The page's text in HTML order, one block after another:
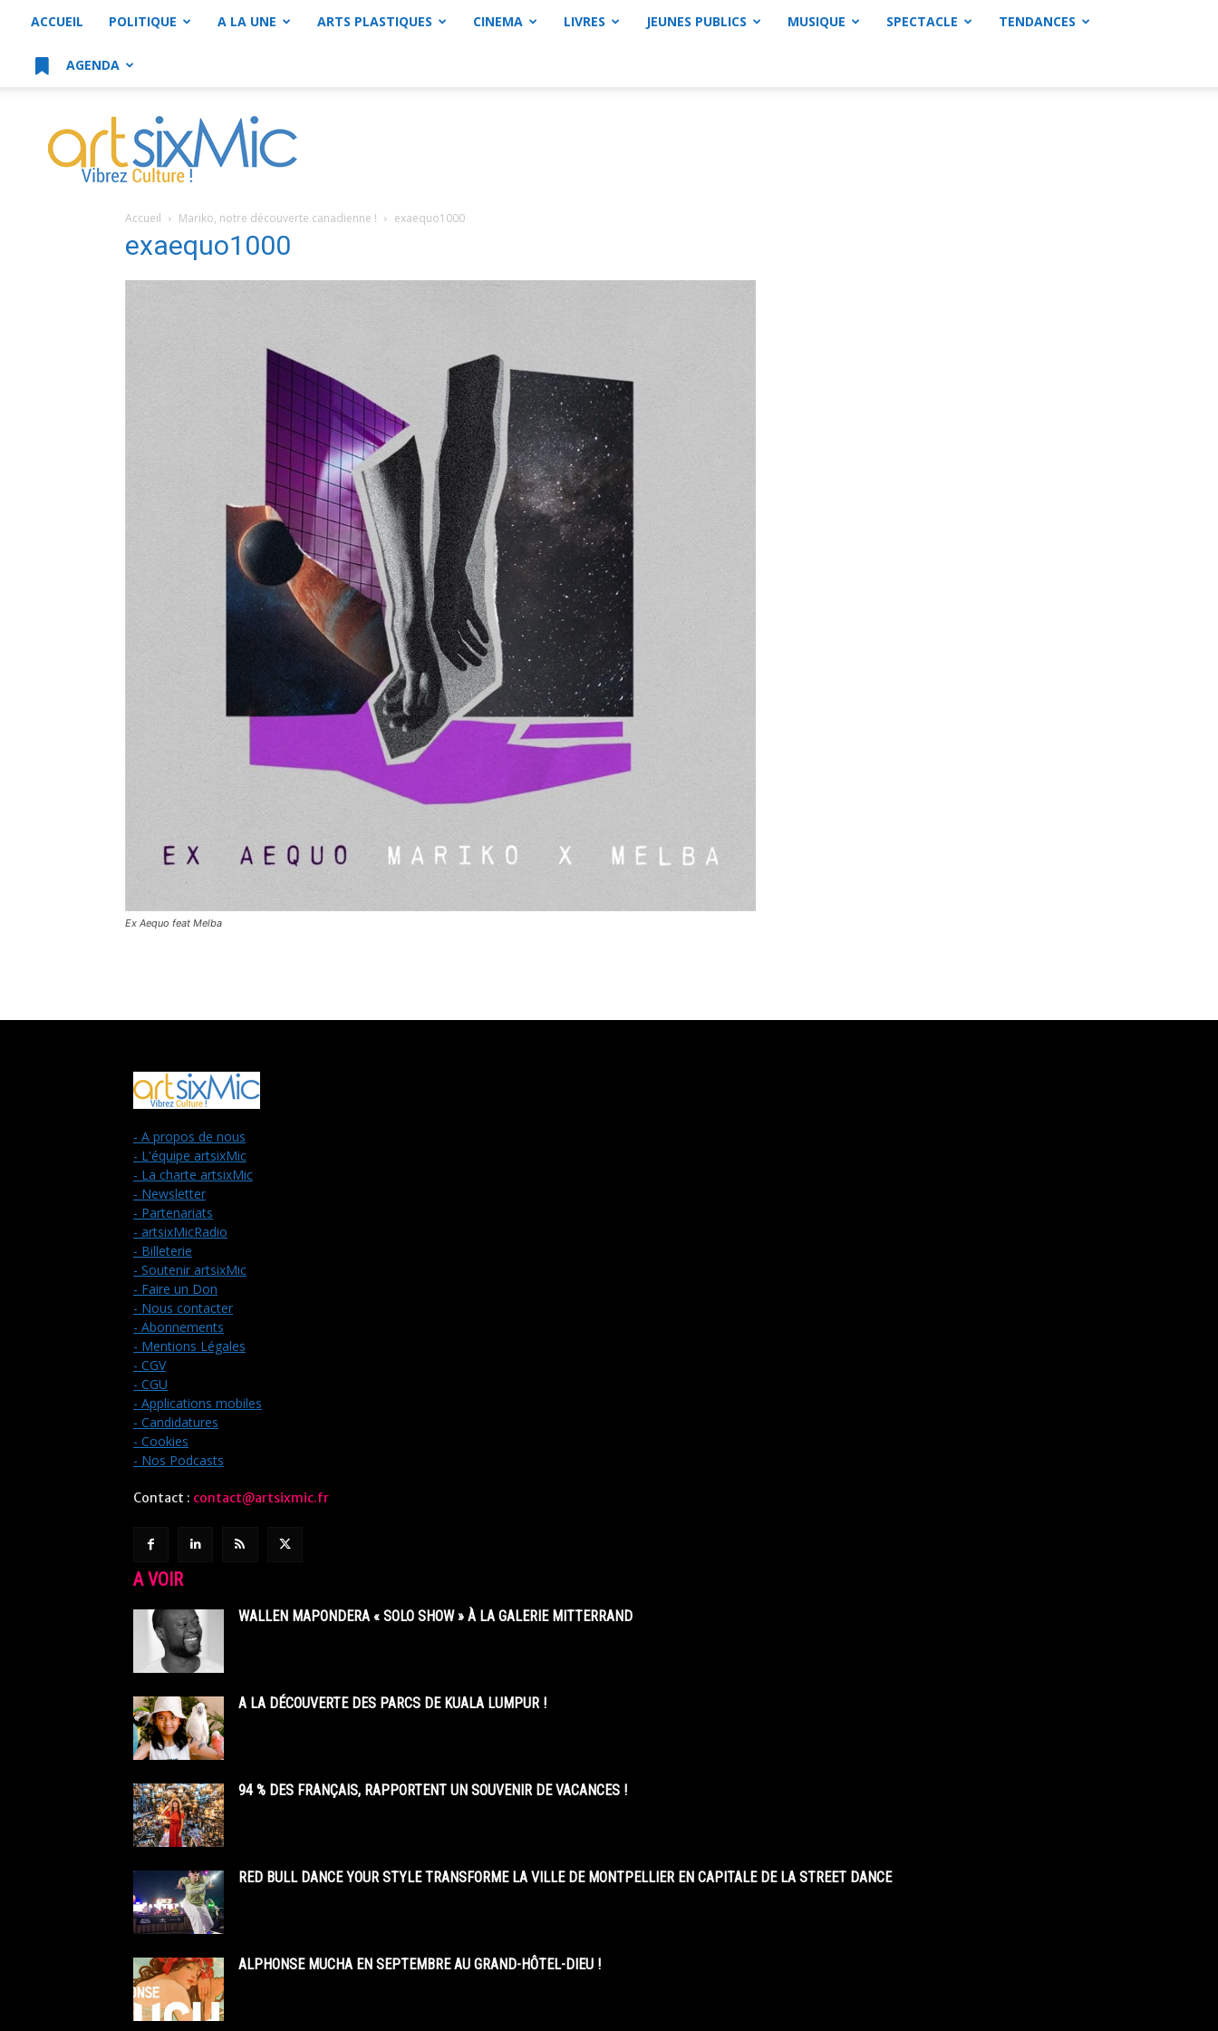
ACCUEIL POLITIQUE A LA UNE ARTS PLASTIQUES CINEMA LIVRES JEUNES PUBLICS MUSIQUE SPECTACLE TENDANCES
AGENDA
artsixMic
Accueil Mariko, notre découverte canadienne ! exaequo1000
exaequo1000
Ex Aequo feat Melba
- A propos de nous
- L'équipe artsixMic
- La charte artsixMic
- Newsletter
- Partenariats
- artsixMicRadio
- Billeterie
- Soutenir artsixMic
- Faire un Don
- Nous contacter
- Abonnements
- Mentions Légales
- CGV
- CGU
- Applications mobiles
- Candidatures
- Cookies
- Nos Podcasts
Contact : contact@artsixmic.fr
A VOIR
WALLEN MAPONDERA « SOLO SHOW » À LA GALERIE MITTERRAND
A LA DÉCOUVERTE DES PARCS DE KUALA LUMPUR !
94 % DES FRANÇAIS, RAPPORTENT UN SOUVENIR DE VACANCES !
RED BULL DANCE YOUR STYLE TRANSFORME LA VILLE DE MONTPELLIER EN CAPITALE DE LA STREET DANCE
ALPHONSE MUCHA EN SEPTEMBRE AU GRAND-HÔTEL-DIEU !